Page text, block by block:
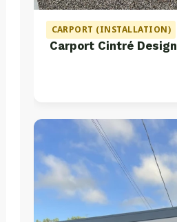
CARPORT (INSTALLATION)
Carport Cintré Design